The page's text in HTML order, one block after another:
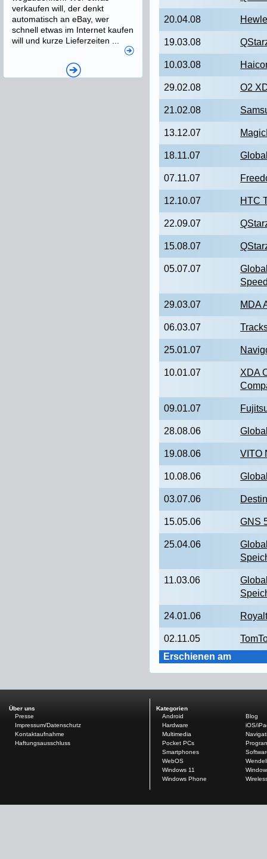
Erschienen am
20.04.08
19.03.08
10.03.08
29.02.08 O2
21.02.08
13.12.07
18.11.07
07.11.07
12.10.07 HTC
22.09.07
15.08.07
05.07.07
29.03.07 MDA
06.03.07
25.01.07
10.01.07
XDA
09.01.07
28.08.06
19.08.06 VITO
10.08.06
03.07.06
15.05.06 GNS
25.04.06
11.03.06
24.01.06
02.11.05
verkaufen will, der denkt
automatisch an eBay, wer
schnell etwas im Internet kaufen
will und kurze Lieferzeiten ...
Über uns
Presse
Impressum/Datenschutz
Kontaktaufnahme
Haftungsausschluss
Kategorien
Android
Blog
Hardware
iOS/
Multimedia
Pocket PCs
Smartphones
WebOS
Windows 11
Windows Phone